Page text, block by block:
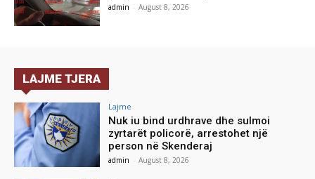
admin - August 8, 2026
LAJME TJERA
Lajme
Nuk iu bind urdhrave dhe sulmoi
zyrtarët policorë, arrestohet një
person në Skenderaj
admin - August 8, 2026